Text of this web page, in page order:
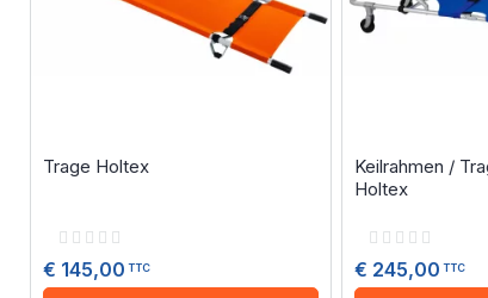
Trage Holtex
Rating:
€ 145,00 TTC
Keilrahmen /
Holtex
Rating:
€ 245,00 TTC